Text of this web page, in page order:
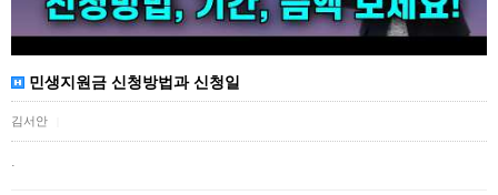
민생지원금 신청방법과 신청일
김서안